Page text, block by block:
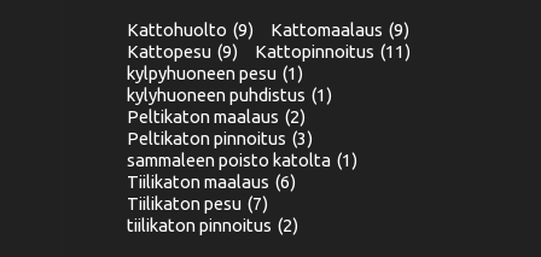
Kattohuolto (9) Kattomaalaus (9)
Kattopesu (9) Kattopinnoitus (11)
kylpyhuoneen pesu (1)
kylyhuoneen puhdistus (1)
Peltikaton maalaus (2)
Peltikaton pinnoitus (3)
sammaleen poisto katolta (1)
Tiilikaton maalaus (6)
Tiilikaton pesu (7)
tiilikaton pinnoitus (2)